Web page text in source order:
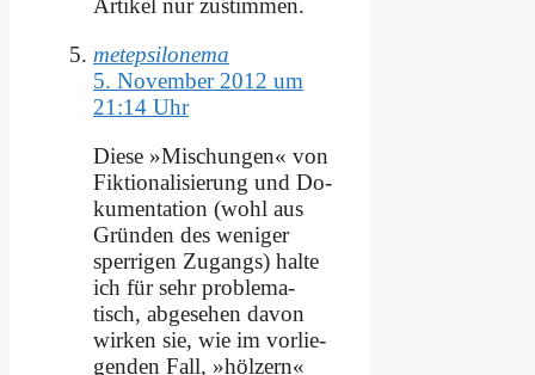
Ar­ti­kel nur zu­stim­men.
metepsilonema
5. November 2012 um
21:14 Uhr
Die­se »Mi­schun­gen« von
Fik­tio­na­li­sie­rung und Do­
ku­men­ta­ti­on (wohl aus
Grün­den des we­ni­ger
sper­ri­gen Zu­gangs) hal­te
ich für sehr pro­ble­ma­
tisch, ab­ge­se­hen da­von
wir­ken sie, wie im vor­lie­
gen­den Fall, »höl­zern«